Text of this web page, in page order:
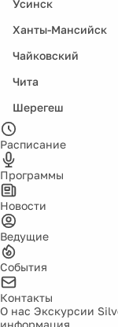
Усинск
Ханты-Мансийск
Чайковский
Чита
Шерегеш
Расписание
Программы
Новости
Ведущие
События
Контакты
О нас Экскурсии
информация